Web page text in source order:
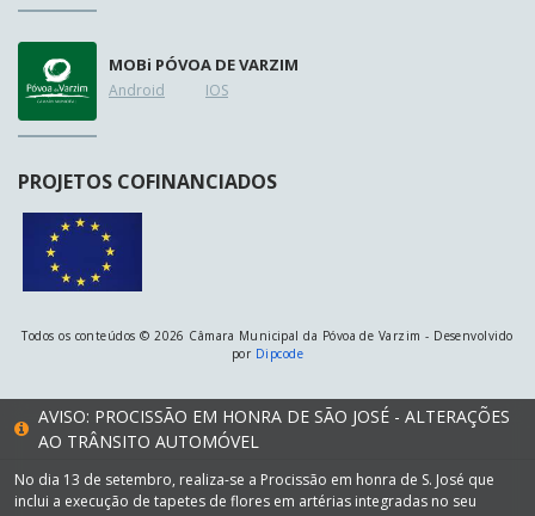
MOBi PÓVOA DE VARZIM
Android IOS
PROJETOS COFINANCIADOS
Todos os conteúdos © 2026 Câmara Municipal da Póvoa de Varzim - Desenvolvido
por Dipcode
AVISO: PROCISSÃO EM HONRA DE SÃO JOSÉ - ALTERAÇÕES
AO TRÂNSITO AUTOMÓVEL
No dia 13 de setembro, realiza-se a Procissão em honra de S. José que
inclui a execução de tapetes de flores em artérias integradas no seu